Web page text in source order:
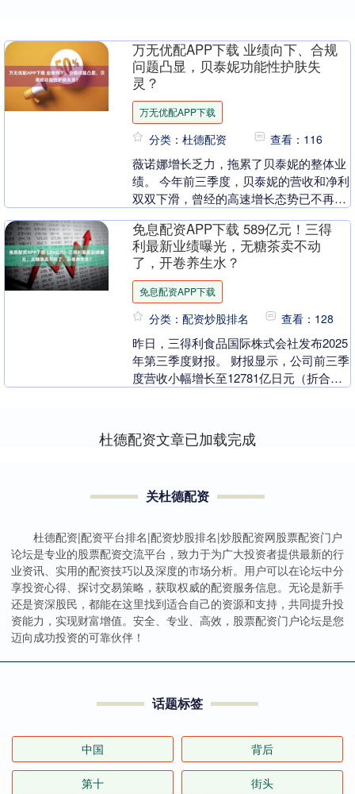
万无优配APP下载 业绩向下、合规
问题凸显，贝泰妮功能性护肤失
灵？
万无优配APP下载
分类：杜德配资 查看：116
薇诺娜增长乏力，拖累了贝泰妮的整体业
绩。 今年前三季度，贝泰妮的营收和净利
双双下滑，曾经的高速增长态势已不再，
这家“功能性护肤第一股”的发展似乎蒙上
了一层阴影。....
免息配资APP下载 589亿元！三得
利最新业绩曝光，无糖茶卖不动
了，开卷养生水？
免息配资APP下载
分类：配资炒股排名 查看：128
昨日，三得利食品国际株式会社发布2025
年第三季度财报。 财报显示，公司前三季
度营收小幅增长至12781亿日元（折合人
杜德配资文章已加载完成
关杜德配资
杜德配资|配资平台排名|配资炒股排名|炒股配资网股票配资门户
论坛是专业的股票配资交流平台，致力于为广大投资者提供最新的行
业资讯、实用的配资技巧以及深度的市场分析。用户可以在论坛中分
享投资心得、探讨交易策略，获取权威的配资服务信息。无论是新手
还是资深股民，都能在这里找到适合自己的资源和支持，共同提升投
资能力，实现财富增值。安全、专业、高效，股票配资门户论坛是您
迈向成功投资的可靠伙伴！
话题标签
中国 背后
第十 街头